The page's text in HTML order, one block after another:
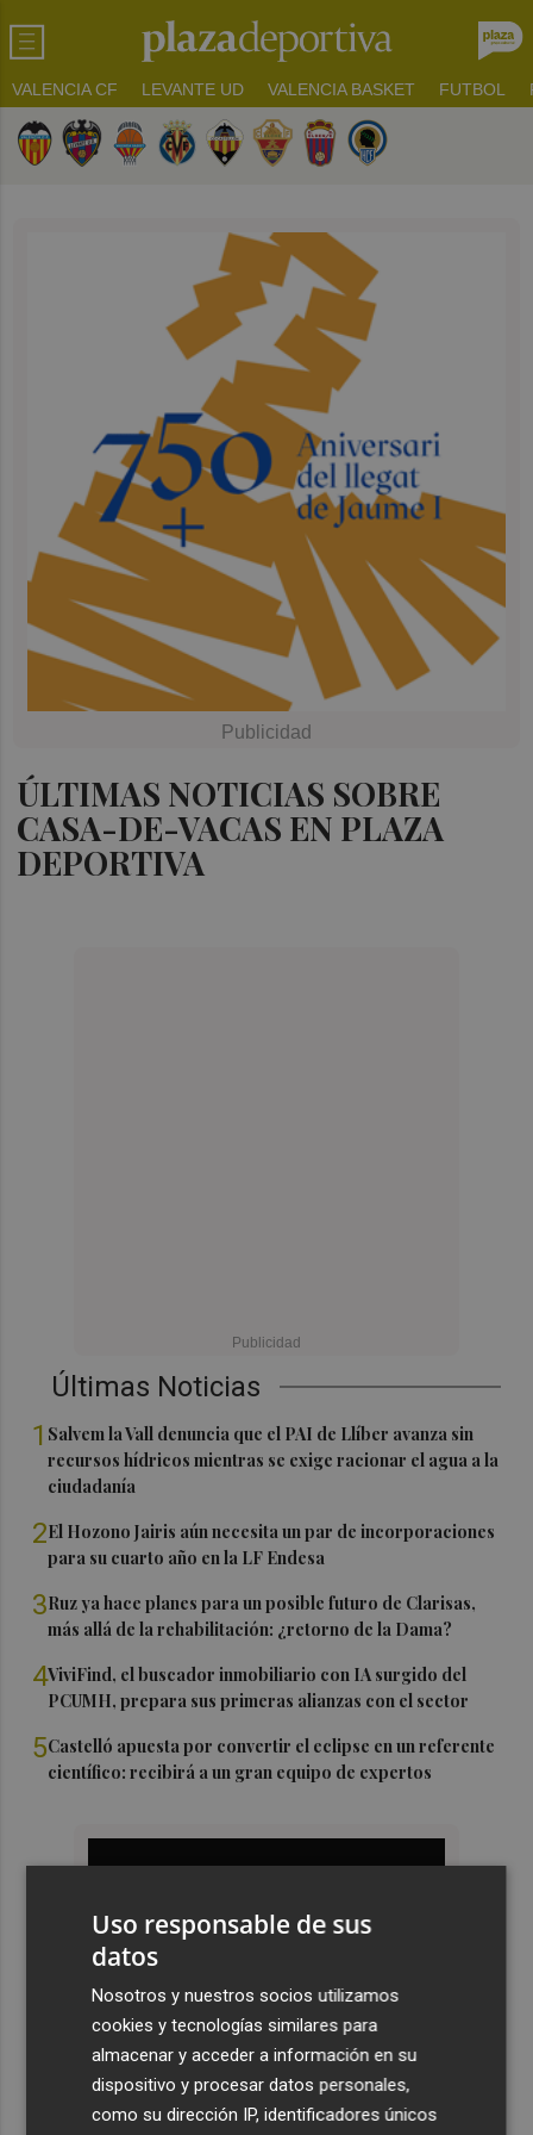
VALENCIA CF LEVANTE UD VALENCIA BASKET FUTBOL
ÚLTIMAS NOTICIAS SOBRE
CASA-DE-VACAS EN PLAZA
DEPORTIVA
Últimas Noticias
1 Salvem la Vall denuncia que el PAI de Llíber avanza sin
recursos hídricos mientras se exige racionar el agua a la
ciudadanía
2El Hozono Jairis aún necesita un par de incorporaciones
para su cuarto año en la LF Endesa
3Ruz ya hace planes para un posible futuro de Clarisas,
más allá de la rehabilitación: ¿retorno de la Dama?
4ViviFind, el buscador inmobiliario con IA surgido del
PCUMH, prepara sus primeras alianzas con el sector
5Castelló apuesta por convertir el eclipse en un referente
científico: recibirá a un gran equipo de expertos
Uso responsable de sus
datos
Nosotros y nuestros socios utilizamos
cookies y tecnologías similares para
almacenar y acceder a información en su
dispositivo y procesar datos personales,
como su dirección IP, identificadores únicos